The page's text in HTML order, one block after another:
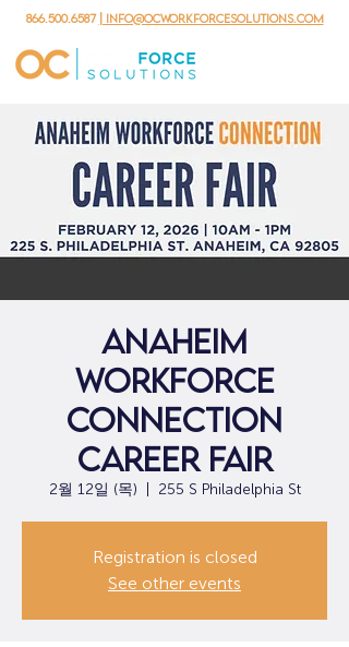
866.500.6587 | info@ocworkforcesolutions.com
Anaheim
Workforce
Connection
Career Fair
2월 12일 (목) 255 S Philadelphia St
Registration is closed
See other events